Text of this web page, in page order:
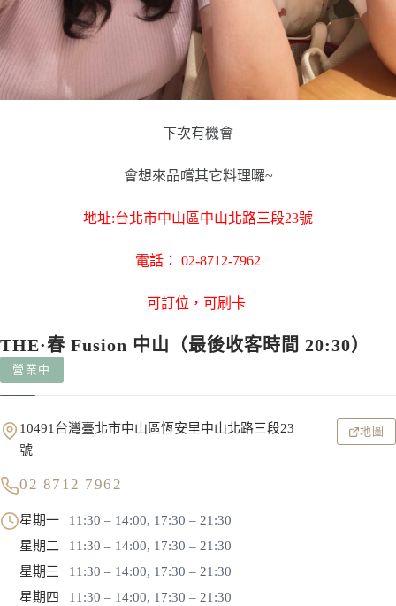
下次有機會
會想來品嚐其它料理囉~
地址:台北市中山區中山北路三段23號
電話： 02-8712-7962
可訂位，可刷卡
THE·春 Fusion 中山（最後收客時間 20:30）
營業中
10491台灣臺北市中山區恆安里中山北路三段23
號
地圖
02 8712 7962
星期一
11:30 – 14:00, 17:30 – 21:30
星期二
11:30 – 14:00, 17:30 – 21:30
星期三
11:30 – 14:00, 17:30 – 21:30
星期四
11:30 – 14:00, 17:30 – 21:30